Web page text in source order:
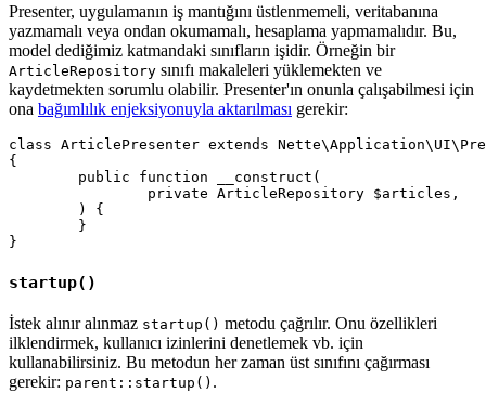
Presenter, uygulamanın iş mantığını üstlenmemeli, veritabanına
yazmamalı veya ondan okumamalı, hesaplama yapmamalıdır. Bu,
model dediğimiz katmandaki sınıfların işidir. Örneğin bir
ArticleRepository sınıfı makaleleri yüklemekten ve
kaydetmekten sorumlu olabilir. Presenter'ın onunla çalışabilmesi için
ona bağımlılık enjeksiyonuyla aktarılması gerekir:
class ArticlePresenter extends
{
startup()
İstek alınır alınmaz startup() metodu çağrılır. Onu özellikleri
ilklendirmek, kullanıcı izinlerini denetlemek vb. için
kullanabilirsiniz. Bu metodun her zaman üst sınıfını çağırması
gerekir: parent::startup() .